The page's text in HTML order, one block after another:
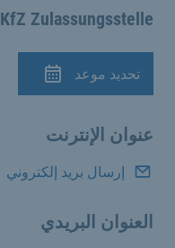
KfZ Zulassungsstelle
الموعد
تحديد موعد
عنوان الإنترنت
إرسال بريد إلكتروني
العنوان البريدي